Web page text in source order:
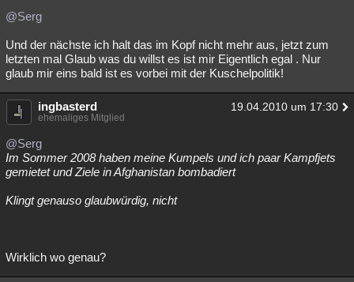
@Serg
Und der nächste ich halt das im Kopf nicht mehr aus, jetzt zum
letzten mal Glaub was du willst es ist mir Eigentlich egal . Nur
glaub mir eins bald ist es vorbei mit der Kuschelpolitik!
ingbasterd 19.04.2010 um 17:30
ehemaliges Mitglied
@Serg
Im Sommer 2008 haben meine Kumpels und ich paar Kampfjets
gemietet und Ziele in Afghanistan bombadiert
Klingt genauso glaubwürdig, nicht
Wirklich wo genau?